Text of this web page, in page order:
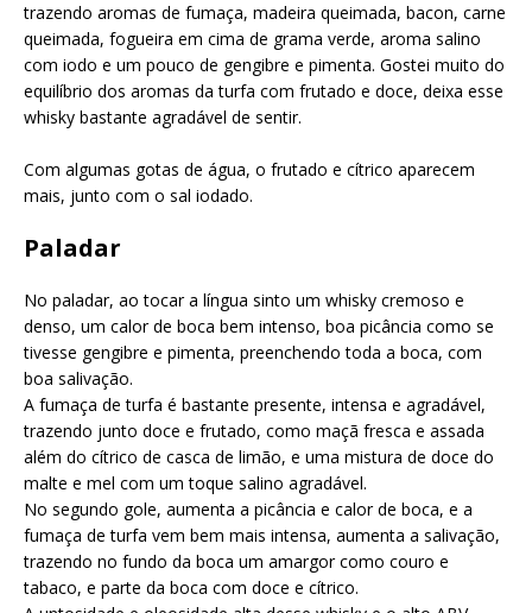
trazendo aromas de fumaça, madeira queimada, bacon, carne
queimada, fogueira em cima de grama verde, aroma salino
com iodo e um pouco de gengibre e pimenta. Gostei muito do
equilíbrio dos aromas da turfa com frutado e doce, deixa esse
whisky bastante agradável de sentir.
Com algumas gotas de água, o frutado e cítrico aparecem
mais, junto com o sal iodado.
Paladar
No paladar, ao tocar a língua sinto um whisky cremoso e
denso, um calor de boca bem intenso, boa picância como se
tivesse gengibre e pimenta, preenchendo toda a boca, com
boa salivação.
A fumaça de turfa é bastante presente, intensa e agradável,
trazendo junto doce e frutado, como maçã fresca e assada
além do cítrico de casca de limão, e uma mistura de doce do
malte e mel com um toque salino agradável.
No segundo gole, aumenta a picância e calor de boca, e a
fumaça de turfa vem bem mais intensa, aumenta a salivação,
trazendo no fundo da boca um amargor como couro e
tabaco, e parte da boca com doce e cítrico.